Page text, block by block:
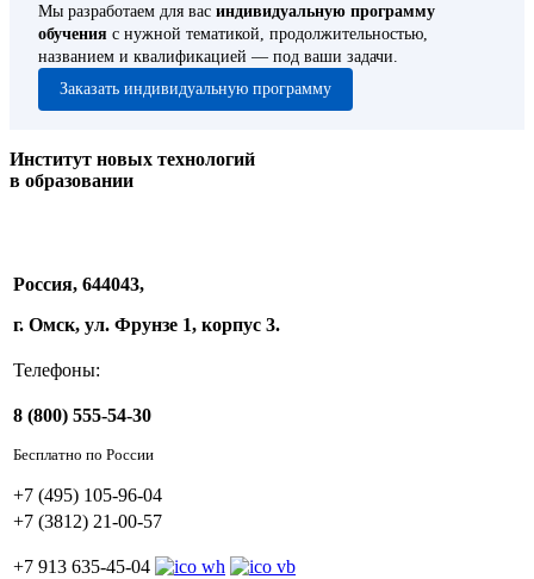
Мы разработаем для вас индивидуальную программу
обучения с нужной тематикой, продолжительностью,
названием и квалификацией — под ваши задачи.
Заказать индивидуальную программу
Институт новых технологий
в образовании
Россия, 644043,
г. Омск, ул. Фрунзе 1, корпус 3.
Телефоны:
8 (800) 555-54-30
Бесплатно по России
+7 (495) 105-96-04
+7 (3812) 21-00-57
+7 913 635-45-04